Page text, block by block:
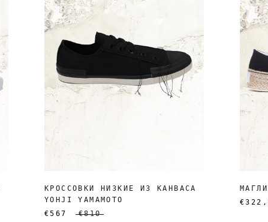
КРОССОВКИ НИЗКИЕ ИЗ КАНВАСА
YOHJI YAMAMOTO
€567
€810